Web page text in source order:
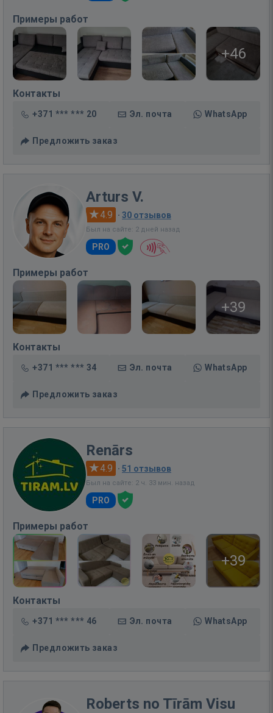
Примеры работ
+46
Контакты
+371 *** *** 20 Эл. почта WhatsApp
Предложить заказ
Arturs V.
4.9 · 30 отзывов
Был на сайте: 2 дней назад
PRO
Примеры работ
+39
Контакты
+371 *** *** 34 Эл. почта WhatsApp
Предложить заказ
Renārs
4.9 · 51 отзывов
Был на сайте: 2 ч. 33 мин. назад
PRO
Примеры работ
+39
Контакты
+371 *** *** 46 Эл. почта WhatsApp
Предложить заказ
Roberts no Tīrām Visu